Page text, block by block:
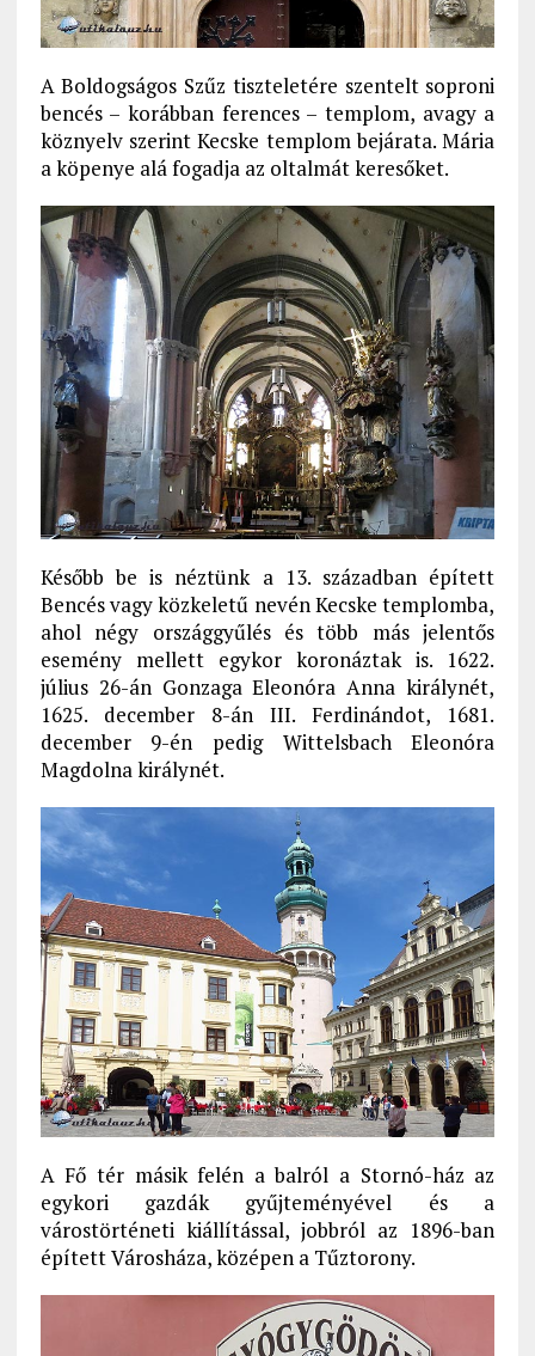
A Boldogságos Szűz tiszteletére szentelt soproni
bencés – korábban ferences – templom, avagy a
köznyelv szerint Kecske templom bejárata. Mária
a köpenye alá fogadja az oltalmát keresőket.
Később be is néztünk a 13. században épített
Bencés vagy közkeletű nevén Kecske templomba,
ahol négy országgyűlés és több más jelentős
esemény mellett egykor koronáztak is. 1622.
július 26-án Gonzaga Eleonóra Anna királynét,
1625. december 8-án III. Ferdinándot, 1681.
december 9-én pedig Wittelsbach Eleonóra
Magdolna királynét.
A Fő tér másik felén a balról a Stornó-ház az
egykori gazdák gyűjteményével és a
várostörténeti kiállítással, jobbról az 1896-ban
épített Városháza, középen a Tűztorony.